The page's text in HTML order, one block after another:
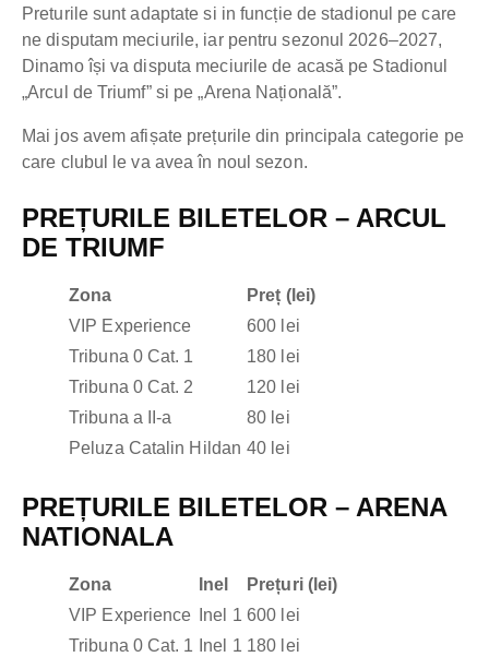
Preturile sunt adaptate si in funcție de stadionul pe care
ne disputam meciurile, iar pentru sezonul 2026–2027,
Dinamo își va disputa meciurile de acasă pe Stadionul
„Arcul de Triumf” si pe „Arena Națională”.
Mai jos avem afișate prețurile din principala categorie pe
care clubul le va avea în noul sezon.
PREȚURILE BILETELOR – ARCUL
DE TRIUMF
Zona
Preț (lei)
VIP Experience
600 lei
Tribuna 0 Cat. 1
180 lei
Tribuna 0 Cat. 2
120 lei
Tribuna a II-a
80 lei
Peluza Catalin Hildan 40 lei
PREȚURILE BILETELOR – ARENA
NATIONALA
Zona Inel
Prețuri (lei)
VIP Experience
Inel 1 600 lei
Tribuna 0 Cat. 1
Inel 1 180 lei